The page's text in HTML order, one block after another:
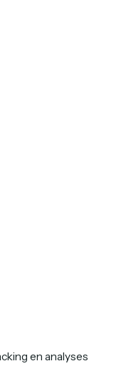
en analyses